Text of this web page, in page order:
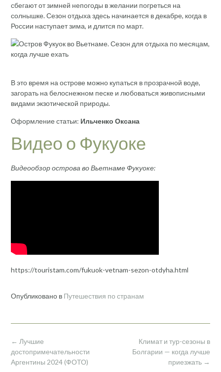
сбегают от зимней непогоды в желании погреться на
солнышке. Сезон отдыха здесь начинается в декабре, когда в
России наступает зима, и длится по март.
В это время на острове можно купаться в прозрачной воде,
загорать на белоснежном песке и любоваться живописными
видами экзотической природы.
Оформление статьи: Ильченко Оксана
Видео о Фукуоке
Видеообзор острова во Вьетнаме Фукуоке:
https://touristam.com/fukuok-vetnam-sezon-otdyha.html
Опубликовано в Путешествия по странам
Навигация
по
записям
Климат и тур-сезоны в
Болгарии — когда лучше
приезжать →
← Лучшие
достопримечательности
Аргентины 2024 (ФОТО)